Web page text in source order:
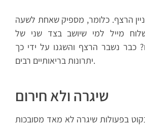
הרצף. כלומר, מספיק שאחת לשעה
מייל למי שיושב בצד שני של
כבר נשבר הרצף והשגנו על ידי כך
יתרונות בריאותיים רבים.
שיגרה ולא חירום
בפעולות שיגרה לא מאד מסובכות